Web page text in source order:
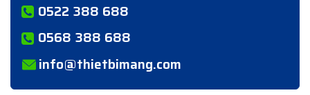
0522 388 688
0568 388 688
info@thietbimang.com